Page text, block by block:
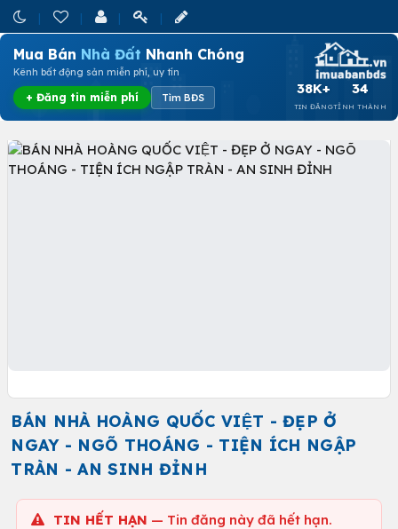
Mua Bán Nhà Đất Nhanh Chóng
Kênh bất động sản miễn phí, uy tín
+ Đăng tin miễn phí Tìm BĐS
38K+
TIN ĐĂNG
34
TỈNH THÀNH
BÁN NHÀ HOÀNG QUỐC VIỆT - ĐẸP Ở
NGAY - NGÕ THOÁNG - TIỆN ÍCH NGẬP
TRÀN - AN SINH ĐỈNH
TIN HẾT HẠN — Tin đăng này đã hết hạn.